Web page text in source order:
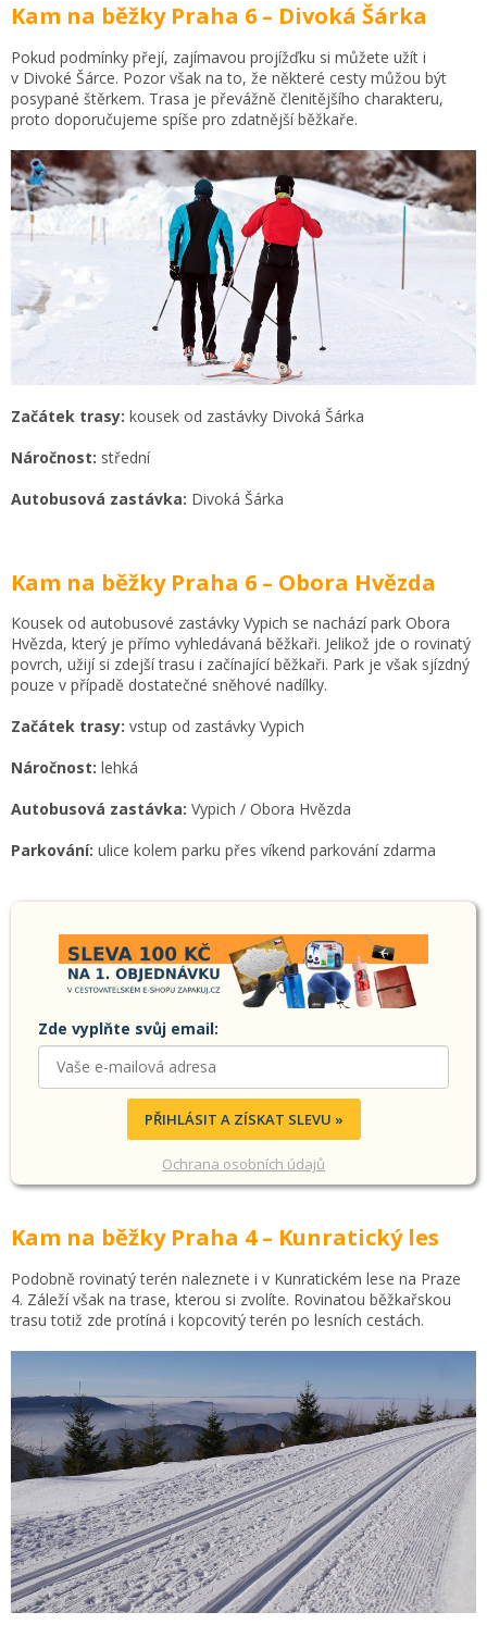
Kam na běžky Praha 6 – Divoká Šárka
Pokud podmínky přejí, zajímavou projížďku si můžete užít i
v Divoké Šárce. Pozor však na to, že některé cesty můžou být
posypané štěrkem. Trasa je převážně členitějšího charakteru,
proto doporučujeme spíše pro zdatnější běžkaře.
Začátek trasy: kousek od zastávky Divoká Šárka
Náročnost: střední
Autobusová zastávka: Divoká Šárka
Kam na běžky Praha 6 – Obora Hvězda
Kousek od autobusové zastávky Vypich se nachází park Obora
Hvězda, který je přímo vyhledávaná běžkaři. Jelikož jde o rovinatý
povrch, užijí si zdejší trasu i začínající běžkaři. Park je však sjízdný
pouze v případě dostatečné sněhové nadílky.
Začátek trasy: vstup od zastávky Vypich
Náročnost: lehká
Autobusová zastávka: Vypich / Obora Hvězda
Parkování: ulice kolem parku přes víkend parkování zdarma
Zde vyplňte svůj email:
PŘIHLÁSIT A ZÍSKAT SLEVU »
Ochrana osobních údajů
Kam na běžky Praha 4 – Kunratický les
Podobně rovinatý terén naleznete i v Kunratickém lese na Praze
4. Záleží však na trase, kterou si zvolíte. Rovinatou běžkařskou
trasu totiž zde protíná i kopcovitý terén po lesních cestách.